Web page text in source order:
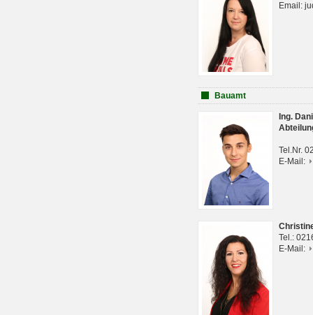
Email:
Bauamt
Ing.
Tel.Nr.
E-Mail:
Tel.:
E-Mail: